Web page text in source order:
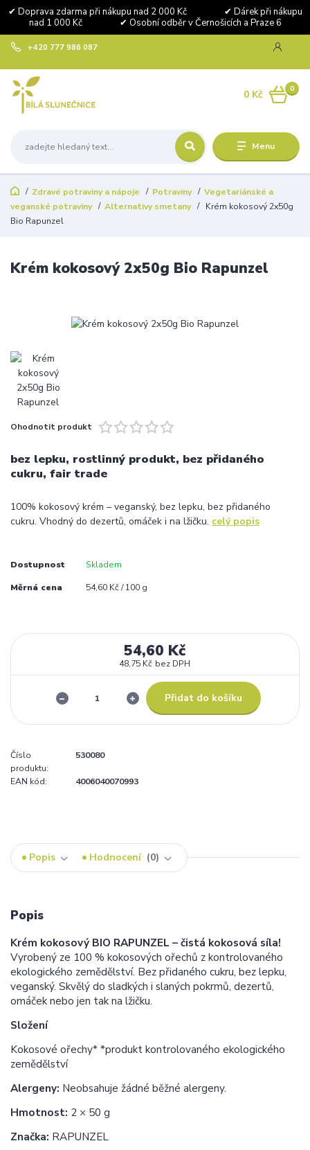
✔ Doprava zdarma při nákupu nad 2 000 Kč ✔ Dárek při nákupu
nad 1 000 Kč ✔ Osobní odběr v Černošicích a Praze 6
Menu
+420 777 986 087
0
0 Kč
Zdravé potraviny a nápoje Potraviny
Vegetariánské a
veganské potraviny
Alternativy smetany
Krém kokosový 2x50g
Bio Rapunzel
Krém kokosový 2x50g Bio Rapunzel
Ohodnotit produkt
bez lepku, rostlinný produkt, bez přidaného
cukru, fair trade
100% kokosový krém – veganský, bez lepku, bez přidaného
cukru. Vhodný do dezertů, omáček i na lžičku. celý popis
Dostupnost Skladem
Měrná cena 54,60 Kč / 100 g
54,60 Kč
48,75 Kč bez DPH
Přidat do košíku
Číslo
produktu:
530080
EAN kód: 4006040070993
Popis Hodnocení 0
Popis
Krém kokosový BIO RAPUNZEL – čistá kokosová síla!
Vyrobený ze 100 % kokosových ořechů z kontrolovaného
ekologického zemědělství. Bez přidaného cukru, bez lepku,
veganský. Skvělý do sladkých i slaných pokrmů, dezertů,
omáček nebo jen tak na lžičku.
Složení
Kokosové ořechy* *produkt kontrolovaného ekologického
zemědělství
Alergeny: Neobsahuje žádné běžné alergeny.
Hmotnost: 2 × 50 g
Značka: RAPUNZEL